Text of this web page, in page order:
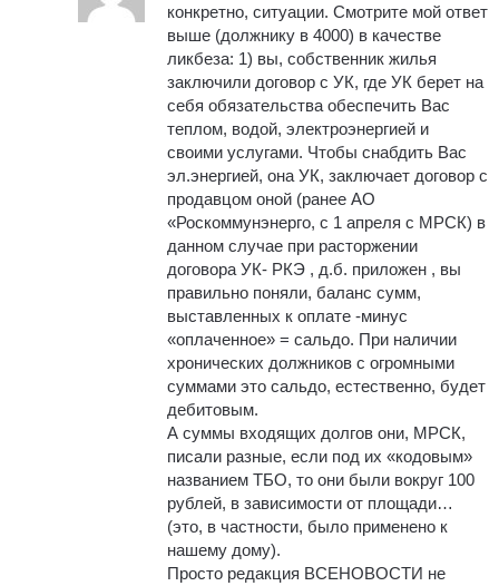
конкретно, ситуации. Смотрите мой ответ
выше (должнику в 4000) в качестве
ликбеза: 1) вы, собственник жилья
заключили договор с УК, где УК берет на
себя обязательства обеспечить Вас
теплом, водой, электроэнергией и
своими услугами. Чтобы снабдить Вас
эл.энергией, она УК, заключает договор с
продавцом оной (ранее АО
«Роскоммунэнерго, с 1 апреля с МРСК) в
данном случае при расторжении
договора УК- РКЭ , д.б. приложен , вы
правильно поняли, баланс сумм,
выставленных к оплате -минус
«оплаченное» = сальдо. При наличии
хронических должников с огромными
суммами это сальдо, естественно, будет
дебитовым.
А суммы входящих долгов они, МРСК,
писали разные, если под их «кодовым»
названием ТБО, то они были вокруг 100
рублей, в зависимости от площади…
(это, в частности, было применено к
нашему дому).
Просто редакция ВСЕНОВОСТИ не